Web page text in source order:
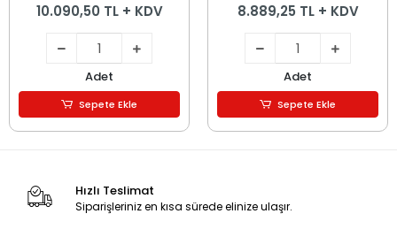
10.090,50 TL + KDV
Adet
Sepete Ekle
8.889,25 TL + KDV
Adet
Sepete Ekle
Hızlı Teslimat
Siparişleriniz en kısa sürede elinize ulaşır.